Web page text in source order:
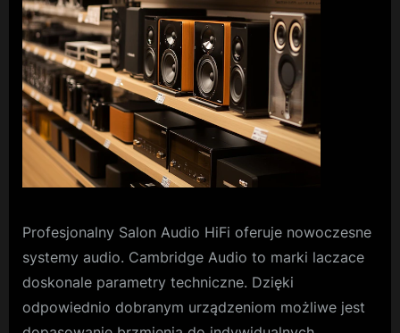
Profesjonalny Salon Audio HiFi oferuje nowoczesne
systemy audio. Cambridge Audio to marki laczace
doskonale parametry techniczne. Dzięki
odpowiednio dobranym urządzeniom możliwe jest